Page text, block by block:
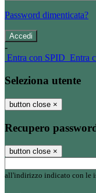
Password dimenticata?
-
Entra con SPID Entra
Seleziona utente
button close ×
Recupero
button close ×
all'indirizzo indicato con le